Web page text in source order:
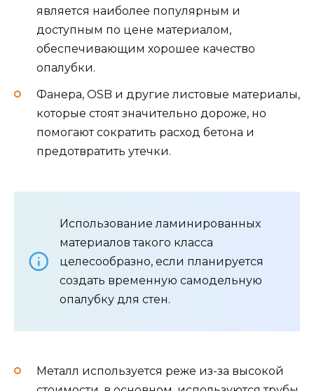
является наиболее популярным и
доступным по цене материалом,
обеспечивающим хорошее качество
опалубки.
Фанера, OSB и другие листовые материалы,
которые стоят значительно дороже, но
помогают сократить расход бетона и
предотвратить утечки.
Использование ламинированных
материалов такого класса
целесообразно, если планируется
создать временную самодельную
опалубку для стен.
Металл используется реже из-за высокой